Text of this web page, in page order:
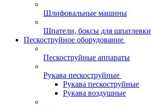
Шлифовальные машины
Шпатели, боксы для шпатлевки
Пескоструйное оборудование
Пескоструйные аппараты
Рукава пескоструйные
Рукава пескоструйные
Рукава воздушные